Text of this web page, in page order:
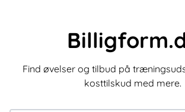
Find øvelser og tilbud på
kosttilskud med mere.